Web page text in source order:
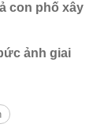
con phố xây
ảnh giai